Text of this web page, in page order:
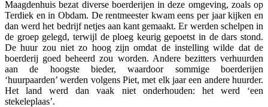
Maagdenhuis bezat diverse boerderijen in deze omgeving, zoals op
Terdiek en in Obdam. De rentmeester kwam eens per jaar kijken en
dan werd het bedrijf netjes aan kant gemaakt. Er werden schelpen in
de groep gelegd, terwijl de ploeg keurig gepoetst in de dars stond.
De huur zou niet zo hoog zijn omdat de instelling wilde dat de
boerderij goed beheerd zou worden. Andere bezitters verhuurden
aan de hoogste bieder, waardoor sommige boerderijen
‘huurpaarden’ werden volgens Piet, met elk jaar een andere huurder.
Het land werd dan vaak niet onderhouden: het werd ‘een
stekeleplaas’.